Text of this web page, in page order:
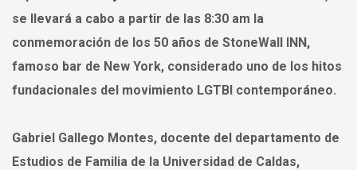
se llevará a cabo a partir de las 8:30 am la
conmemoración de los 50 años de StoneWall INN,
famoso bar de New York, considerado uno de los hitos
fundacionales del movimiento LGTBI contemporáneo.
Gabriel Gallego Montes, docente del departamento de
Estudios de Familia de la Universidad de Caldas,